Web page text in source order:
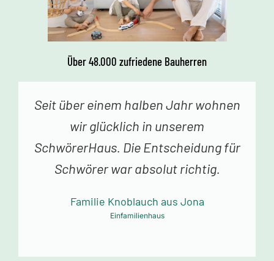
Über 48.000 zufriedene Bauherren
Vor einer Woche erhielten wir den
Schlüssel zu unserem Traumhaus.
Jedes Betreten begeistert uns. Vielen
Dank an das Schwörer-Team für die
Familie Mollowitz aus Eitorf-Mühleip